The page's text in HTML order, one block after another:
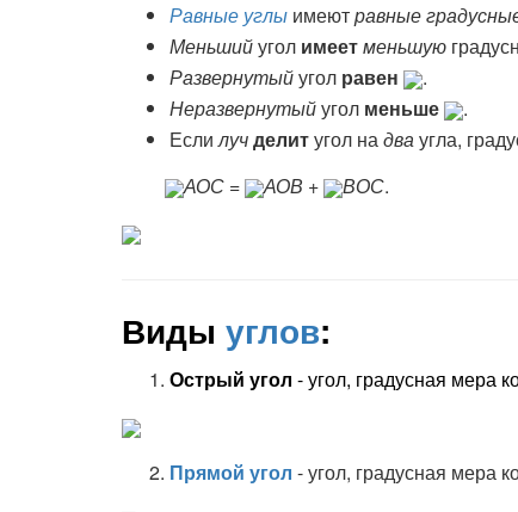
Равные углы имеютравные
Меньшийугол имеетменьшую
Развернутыйугол равен
.
Неразвернутыйугол меньше
.
Еслилучделитугол надваугла,
АОС =
АОВ + ВОС.
Виды углов:
Острый угол - угол, градусная мера
Прямой угол -угол, градусная мера